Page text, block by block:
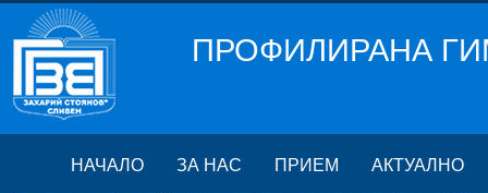
ПРОФИЛИРАНА
НАЧАЛО ЗА НАС ПРИЕМ АКТУАЛНО